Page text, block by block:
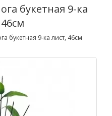
букетная 9-ка
букетная 9-ка лист, 46см